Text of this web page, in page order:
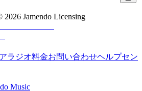
2026 Jamendo Licensing
ラジオ料金お問い合わせヘルプセン
Music